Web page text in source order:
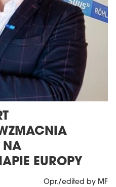
NA
EUROPY
Opr./edited by MF